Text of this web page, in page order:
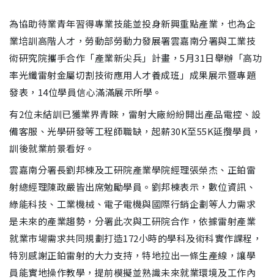
為協助待業青年習得專業技能並投身新興重點產業，也為企
業培訓高階人才，勞動部勞動力發展署雲嘉南分署與工業技
術研究院攜手合作「產業新尖兵」計畫，5月31日舉辦「高功
率光纖雷射金屬切割技術應用人才養成班」成果展示暨專題
發表，14位學員信心滿滿展示所學。
有2位未結訓已獲業界青睞，雷射大廠紛紛開出產品電控、設
備客服、光學研發等工程師職缺，起薪30K至55K延攬學員，
訓後就業前景看好。
雲嘉南分署長劉邦棟及工研院產業學院經理張榮杰、正鉑雷
射總經理陳政嚴皆出席勉勵學員。劉邦棟表示，數位資訊、
綠能科技、工業機械、電子電機與國際行銷企劃等人力需求
是未來的產業趨勢，分署此次與工研院合作，依據雷射產業
就業市場需求共同規劃打造172小時的學科及術科實作課程，
特別感謝正鉑雷射的大力支持，特地拉出一條生產線，讓學
員能實地操作教學，提前模擬並熟識未來就業環境及工作內